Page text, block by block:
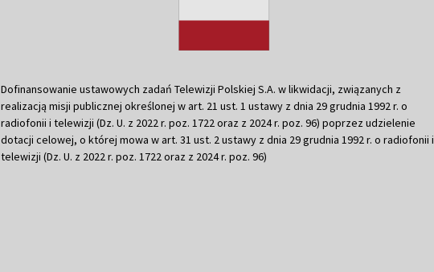
Dofinansowanie ustawowych zadań Telewizji Polskiej S.A. w likwidacji, związanych z
realizacją misji publicznej określonej w art. 21 ust. 1 ustawy z dnia 29 grudnia 1992 r. o
radiofonii i telewizji (Dz. U. z 2022 r. poz. 1722 oraz z 2024 r. poz. 96) poprzez udzielenie
dotacji celowej, o której mowa w art. 31 ust. 2 ustawy z dnia 29 grudnia 1992 r. o radiofonii i
telewizji (Dz. U. z 2022 r. poz. 1722 oraz z 2024 r. poz. 96)